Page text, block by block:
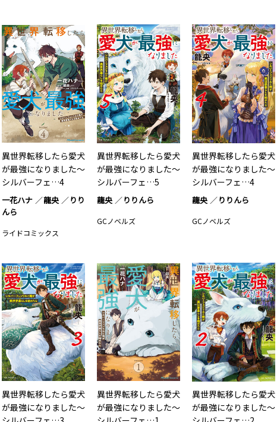
異世界転移したら愛犬
が最強になりました～
シルバーフェ…4
一花ハナ 龍央
りり
んら
ライドコミックス
異世界転移したら愛犬
が最強になりました～
シルバーフェ…5
龍央 りりんら
GCノベルズ
異世界転移したら愛犬
が最強になりました～
シルバーフェ…4
龍央 りりんら
GCノベルズ
異世界転移したら愛犬
が最強になりました～
異世界転移したら愛犬
が最強になりました～
異世界転移したら愛犬
が最強になりました～